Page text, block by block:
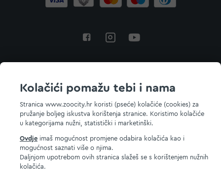
Kolačići pomažu tebi i nama
Stranica www.zoocity.hr koristi (pseće) kolačiće (cookies) za
pružanje boljeg iskustva korištenja stranice. Koristimo kolačiće
u kategorijama nužni, statistički i marketinški.
Ovdje imaš mogućnost promjene odabira kolačića kao i
mogućnost saznati više o njima.
Daljnjom upotrebom ovih stranica slažeš se s korištenjem nužnih
kolačića.
© 2026 ZOOCITY. Sva prava zadržana.